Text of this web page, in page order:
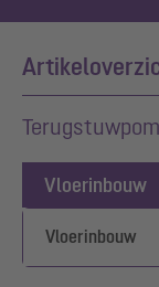
Vloerinbouw
Vloerinbouw